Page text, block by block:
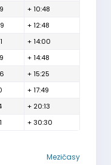
+ 10:48
+ 12:48
+ 14:00
+ 14:48
+ 15:25
+ 17:49
+ 20:13
+ 30:30
Mezičasy